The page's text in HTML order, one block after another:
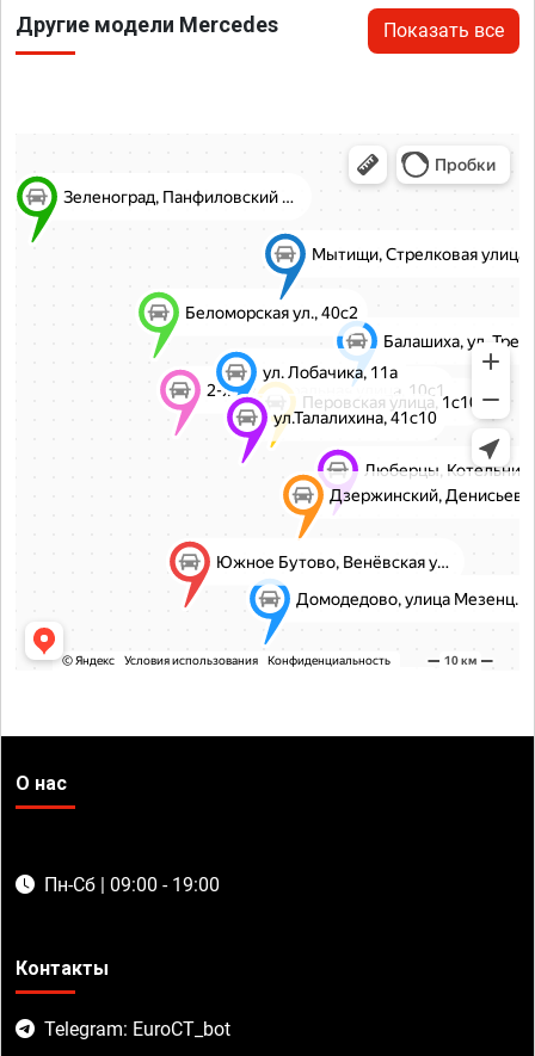
Другие модели Mercedes Показать все
О нас
Пн-Сб | 09:00 - 19:00
Контакты
Telegram: EuroCT_bot